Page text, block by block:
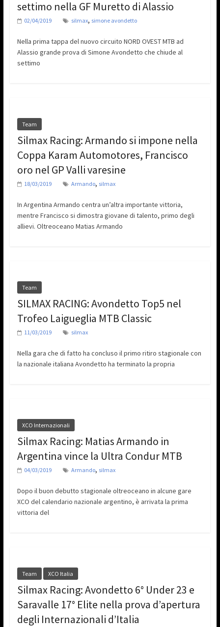
settimo nella GF Muretto di Alassio
02/04/2019 silmax, simone avondetto
Nella prima tappa del nuovo circuito NORD OVEST MTB ad
Alassio grande prova di Simone Avondetto che chiude al
settimo
Team
Silmax Racing: Armando si impone nella
Coppa Karam Automotores, Francisco
oro nel GP Valli varesine
18/03/2019 Armando, silmax
In Argentina Armando centra un’altra importante vittoria,
mentre Francisco si dimostra giovane di talento, primo degli
allievi. Oltreoceano Matias Armando
Team
SILMAX RACING: Avondetto Top5 nel
Trofeo Laigueglia MTB Classic
11/03/2019 silmax
Nella gara che di fatto ha concluso il primo ritiro stagionale con
la nazionale italiana Avondetto ha terminato la propria
XCO Internazionali
Silmax Racing: Matias Armando in
Argentina vince la Ultra Condur MTB
04/03/2019 Armando, silmax
Dopo il buon debutto stagionale oltreoceano in alcune gare
XCO del calendario nazionale argentino, è arrivata la prima
vittoria del
Team XCO Italia
Silmax Racing: Avondetto 6° Under 23 e
Saravalle 17° Elite nella prova d’apertura
degli Internazionali d’Italia